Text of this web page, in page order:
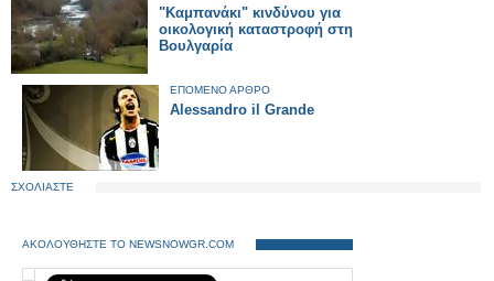
"Καμπανάκι" κινδύνου για
οικολογική καταστροφή στη
Βουλγαρία
ΕΠΟΜΕΝΟ ΑΡΘΡΟ
Alessandro il Grande
ΣΧΟΛΙΑΣΤΕ
ΑΚΟΛΟΥΘΗΣΤΕ ΤΟ NEWSNOWGR.COM